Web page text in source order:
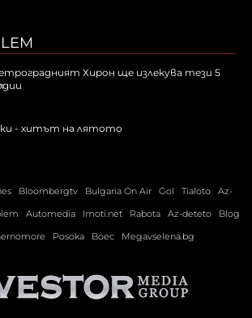
Хирон ще излекува тези 5
- хитът на лятото
Bloombergtv Bulgaria On Air Gol Tialoto
Az-
Automedia Imoti.net Rabota Az-deteto
Blog
Posoka Boec Megavselena.bg